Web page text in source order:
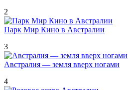
2
Парк Мир Кино в Австралии
3
Австралия — земля вверх ногами
4